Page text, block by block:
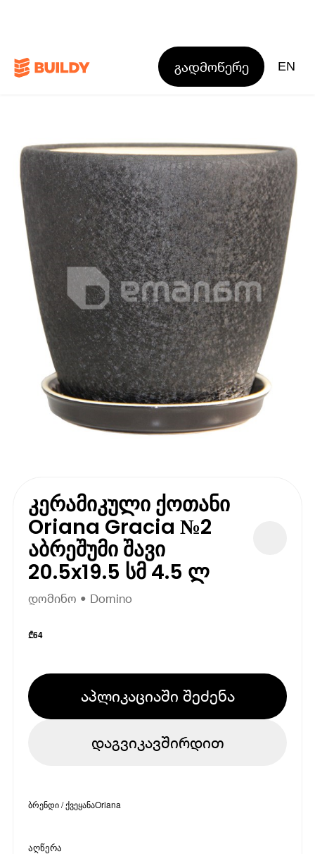
გადმოწერე EN
კერამიკული ქოთანი
Oriana Gracia №2
აბრეშუმი შავი
20.5x19.5 სმ 4.5 ლ
დომინო • Domino
₾64
აპლიკაციაში შეძენა
დაგვიკავშირდით
ბრენდი / ქვეყანაOriana
აღწერა